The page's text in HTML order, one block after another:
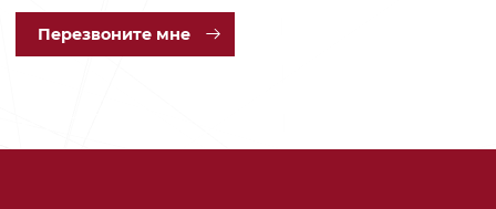
Перезвоните мне